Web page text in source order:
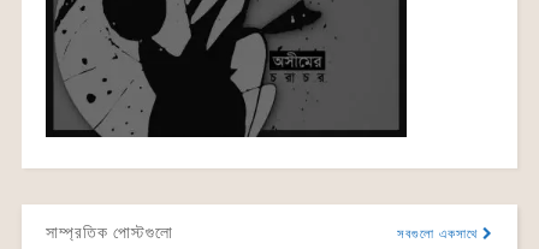
সাম্প্রতিক পোস্টগুলো সবগুলো একসাথে